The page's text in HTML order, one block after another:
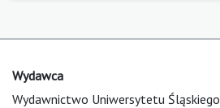
Wydawca
Wydawnictwo Uniwersytetu Śląskiego